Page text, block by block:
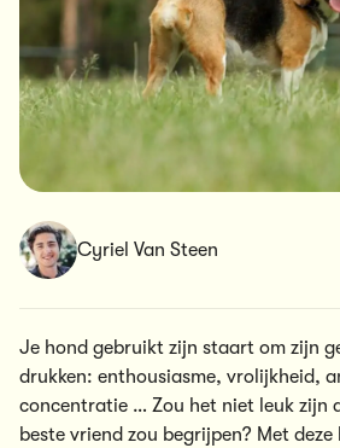
Cyriel Van Steen
Je hond gebruikt zijn staart om zijn
drukken: enthousiasme, vrolijkheid,
concentratie … Zou het niet leuk zijn
beste vriend zou begrijpen? Met